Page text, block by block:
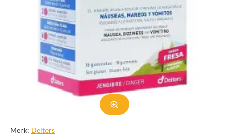
Merk: Deiters